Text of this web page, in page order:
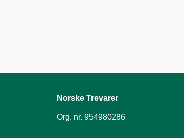
Norske Trevarer
Org. nr. 954980286